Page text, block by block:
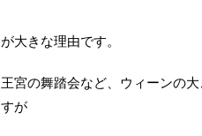
が大きな理由です。
王宮の舞踏会など、ウィーンの
すが